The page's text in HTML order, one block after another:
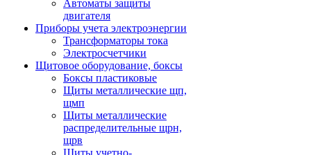
Автоматы защиты
двигателя
Приборы учета электроэнергии
Трансформаторы тока
Электросчетчики
Щитовое оборудование, боксы
Боксы пластиковые
Щиты металлические щп,
щмп
Щиты металлические
распределительные щрн,
щрв
Щиты учетно-